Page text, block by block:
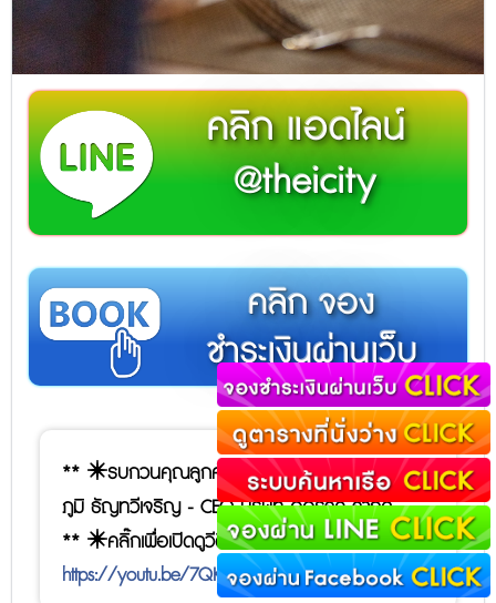
คลิก แอดไลน์
@theicity
คลิก จอง
ชำระเงินผ่านเว็บ
** ✴️รบกวนคุณลูกค้า ดูวีดีโอแนะนำ คุณ Bank รัฐ
ภูมิ ธัญทวีเจริญ - CEO บริษัท ออร์จิค จำกัด
** ✴️คลิ๊กเพื่อเปิดดูวีดีโอ ->
https://youtu.be/7QK1GFcczXw